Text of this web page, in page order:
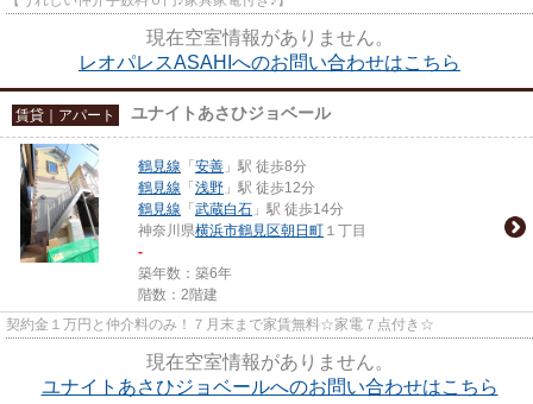
現在空室情報がありません。
レオパレスASAHIへのお問い合わせはこちら
賃貸｜アパート ユナイトあさひジョベール
鶴見線 「 安善 」駅 徒歩8分
鶴見線 「 浅野 」駅 徒歩12分
鶴見線 「 武蔵白石 」駅 徒歩14分
神奈川県横浜市鶴見区朝日町 １丁目
-
築年数：築6年
階数：2階建
契約金１万円と仲介料のみ！７月末まで家賃無料☆家電７点付き☆
現在空室情報がありません。
ユナイトあさひジョベールへのお問い合わせはこちら